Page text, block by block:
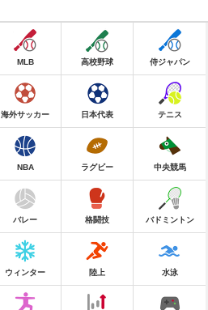
MLB 高校野球 侍ジャパン
海外サッカー 日本代表 テニス
NBA ラグビー 中央競馬
バレー 格闘技 バドミントン
ウィンター 陸上 水泳